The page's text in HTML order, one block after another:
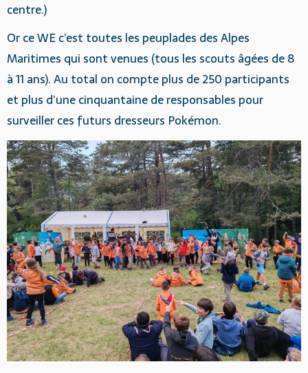
centre.)
Or ce WE c’est toutes les peuplades des Alpes
Maritimes qui sont venues (tous les scouts âgées de 8
à 11 ans). Au total on compte plus de 250 participants
et plus d’une cinquantaine de responsables pour
surveiller ces futurs dresseurs Pokémon.